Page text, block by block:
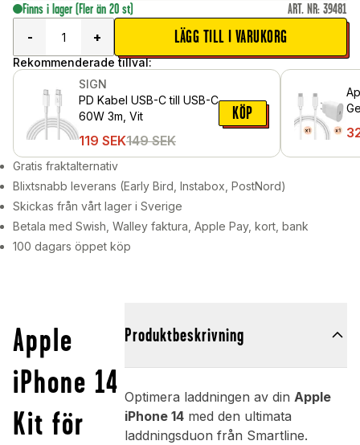
Finns i lager (Fler än 20 st) ART. NR: 39481
-
+ LÄGG TILL I VARUKORG
Rekommenderade tillval:
SIGN
PD Kabel USB-C till USB-C
60W 3m, Vit
119 SEK149 SEK
KÖP
Gratis fraktalternativ
Blixtsnabb leverans (Early Bird, Instabox, PostNord)
Skickas från vårt lager i Sverige
Betala med Swish, Walley faktura, Apple Pay, kort, bank
100 dagars öppet köp
Apple
iPhone 14
Kit för
Produktbeskrivning
Optimera laddningen av din Apple
iPhone 14med den ultimata
laddningsduon från Smartline.